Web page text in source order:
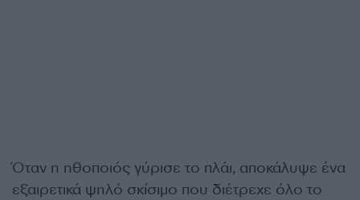
Όταν η ηθοποιός γύρισε το πλάι, αποκάλυψε ένα
εξαιρετικά ψηλό σκίσιμο που διέτρεχε όλο το